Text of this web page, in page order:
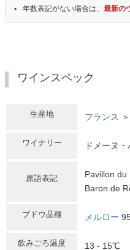
年数表記がない場合は、 最新の
ワインスペック
生産地 フランス ＞
ワイナリー ドメーヌ
原語表記
Pavillon
Baron de
ブドウ品種 メルロー
飲みごろ温度 13 - 15℃